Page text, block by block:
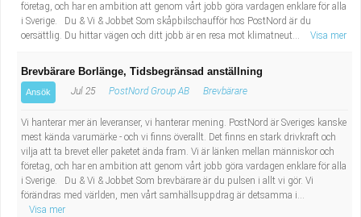
företag, och har en ambition att genom vårt jobb göra vardagen enklare för alla
i Sverige. Du & Vi & Jobbet Som skåpbilschaufför hos PostNord är du
oersättlig. Du hittar vägen och ditt jobb är en resa mot klimatneut...
Visa mer
Brevbärare Borlänge, Tidsbegränsad anställning
Ansök Jul 25 PostNord Group AB Brevbärare
Vi hanterar mer än leveranser, vi hanterar mening. PostNord är Sveriges kanske
mest kända varumärke - och vi finns överallt. Det finns en stark drivkraft och
vilja att ta brevet eller paketet ända fram. Vi är länken mellan människor och
företag, och har en ambition att genom vårt jobb göra vardagen enklare för alla
i Sverige. Du & Vi & Jobbet Som brevbärare är du pulsen i allt vi gör. Vi
förändras med världen, men vårt samhällsuppdrag är detsamma i...
Visa mer